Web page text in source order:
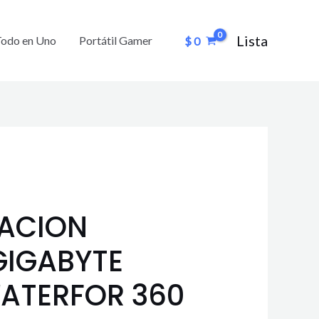
en Uno Portátil Gamer $0 Lista
360